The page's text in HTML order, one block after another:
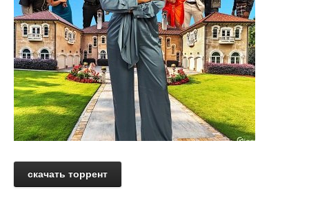
скачать торрент